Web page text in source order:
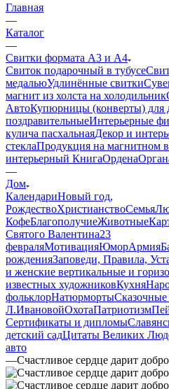
Главная
—
Каталог
—
Свитки формата А3 и А4
Свиток подарочный в тубусе
медальюУдлинённые свитки
магнит из холста на холодильник
АвтоКупюрницы (конверты) для
поздравительныеИнтерьерные
кулича пасхальнаяДекор и
стеклаПродукция на магнитном
интерьерный КнигаОрдена
—
Дом
КалендариНовый год,
РождествоХристианствоСемья
КофеБлагополучиеЖивотные
Святого Валентина23
февраляМотивацияЮморАрмия
рожденияЗаповеди, Правила,
и женские вертикальные и
известных художниковКухня
фольклорНатюрморты
Л.ИвановойОхотаПатриотизм
Сертификаты и дипломы
детский садЦитаты Великих
авто
—Счастливое сердце дарит